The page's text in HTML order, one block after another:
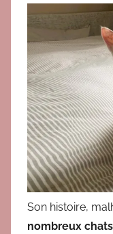
Son histoire, ma
nombreux chats